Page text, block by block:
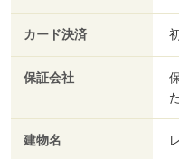
カード決済
保証会社
建物名